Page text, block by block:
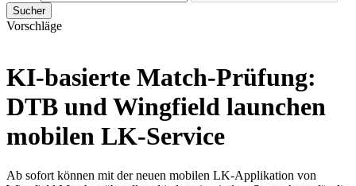
Sucher
Vorschläge
KI-basierte Match-Prüfung:
DTB und Wingfield launchen
mobilen LK-Service
Ab sofort können mit der neuen mobilen LK-Applikation von